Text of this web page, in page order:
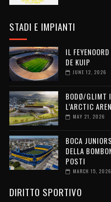
STADI E IMPIANTI
IL
DE KUIP
JUNE 12, 2026
BODØ/GLIMT
L’ARCTIC
MAY 21, 2026
BOCA
DELLA
POSTI
MARCH 15, 2026
DIRITTO SPORTIVO